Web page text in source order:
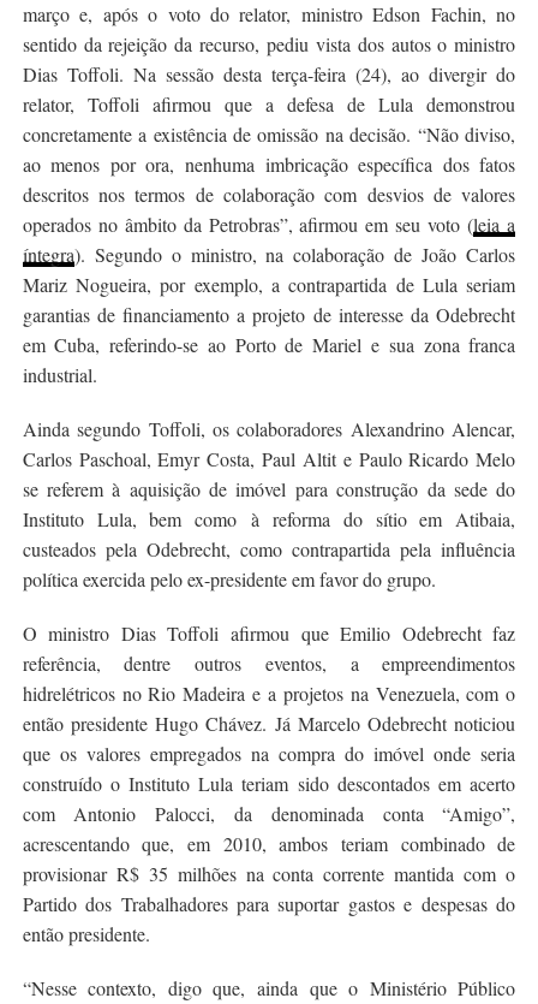
março e, após o voto do relator, ministro Edson Fachin, no
sentido da rejeição da recurso, pediu vista dos autos o ministro
Dias Toffoli. Na sessão desta terça-feira (24), ao divergir do
relator, Toffoli afirmou que a defesa de Lula demonstrou
concretamente a existência de omissão na decisão. “Não diviso,
ao menos por ora, nenhuma imbricação específica dos fatos
descritos nos termos de colaboração com desvios de valores
operados no âmbito da Petrobras”, afirmou em seu voto (leia a
íntegra). Segundo o ministro, na colaboração de João Carlos
Mariz Nogueira, por exemplo, a contrapartida de Lula seriam
garantias de financiamento a projeto de interesse da Odebrecht
em Cuba, referindo-se ao Porto de Mariel e sua zona franca
industrial.
Ainda segundo Toffoli, os colaboradores Alexandrino Alencar,
Carlos Paschoal, Emyr Costa, Paul Altit e Paulo Ricardo Melo
se referem à aquisição de imóvel para construção da sede do
Instituto Lula, bem como à reforma do sítio em Atibaia,
custeados pela Odebrecht, como contrapartida pela influência
política exercida pelo ex-presidente em favor do grupo.
O ministro Dias Toffoli afirmou que Emilio Odebrecht faz
referência, dentre outros eventos, a empreendimentos
hidrelétricos no Rio Madeira e a projetos na Venezuela, com o
então presidente Hugo Chávez. Já Marcelo Odebrecht noticiou
que os valores empregados na compra do imóvel onde seria
construído o Instituto Lula teriam sido descontados em acerto
com Antonio Palocci, da denominada conta “Amigo”,
acrescentando que, em 2010, ambos teriam combinado de
provisionar R$ 35 milhões na conta corrente mantida com o
Partido dos Trabalhadores para suportar gastos e despesas do
então presidente.
“Nesse contexto, digo que, ainda que o Ministério Público